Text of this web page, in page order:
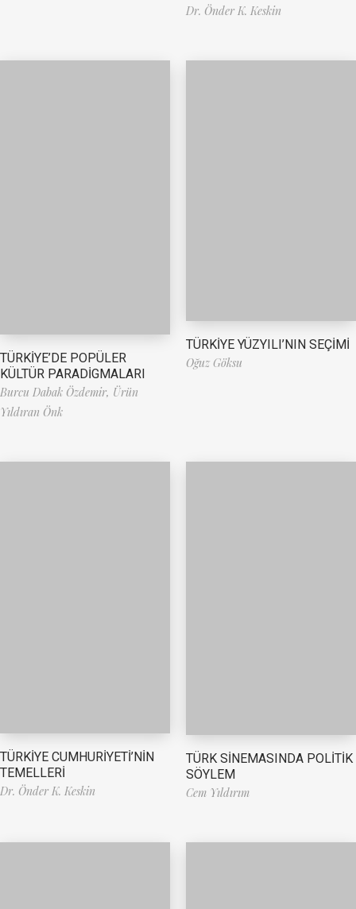
Dr. Önder K. Keskin
TÜRKİYE’DE POPÜLER
KÜLTÜR PARADİGMALARI
Burcu Dabak Özdemir, Ürün
Yıldıran Önk
TÜRKİYE YÜZYILI’NIN SEÇİMİ
Oğuz Göksu
TÜRKİYE CUMHURİYETİ’NİN
TEMELLERİ
Dr. Önder K. Keskin
TÜRK SİNEMASINDA POLİTİK
SÖYLEM
Cem Yıldırım